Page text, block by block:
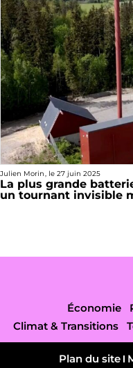
Julien Morin, le 27 juin 2025
La plus grande
un tournant invisible
Économie
Climat & Transitions
Plan du site